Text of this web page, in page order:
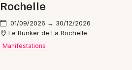
Rochelle
01/09/2026 → 30/12/2026
Le Bunker de La Rochelle
Manifestations